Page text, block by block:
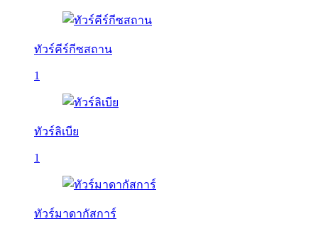
ทัวร์คีร์กีซสถาน
1
ทัวร์ลิเบีย
1
ทัวร์มาดากัสการ์